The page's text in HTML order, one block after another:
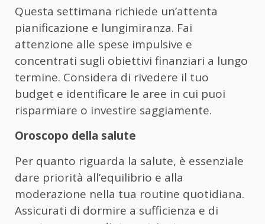
Questa settimana richiede un’attenta
pianificazione e lungimiranza. Fai
attenzione alle spese impulsive e
concentrati sugli obiettivi finanziari a lungo
termine. Considera di rivedere il tuo
budget e identificare le aree in cui puoi
risparmiare o investire saggiamente.
Oroscopo della salute
Per quanto riguarda la salute, è essenziale
dare priorità all’equilibrio e alla
moderazione nella tua routine quotidiana.
Assicurati di dormire a sufficienza e di